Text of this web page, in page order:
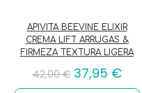
APIVITA BEEVINE ELIXIR
CREMA LIFT ARRUGAS &
FIRMEZA TEXTURA LIGERA
42,00€ 37,95 €